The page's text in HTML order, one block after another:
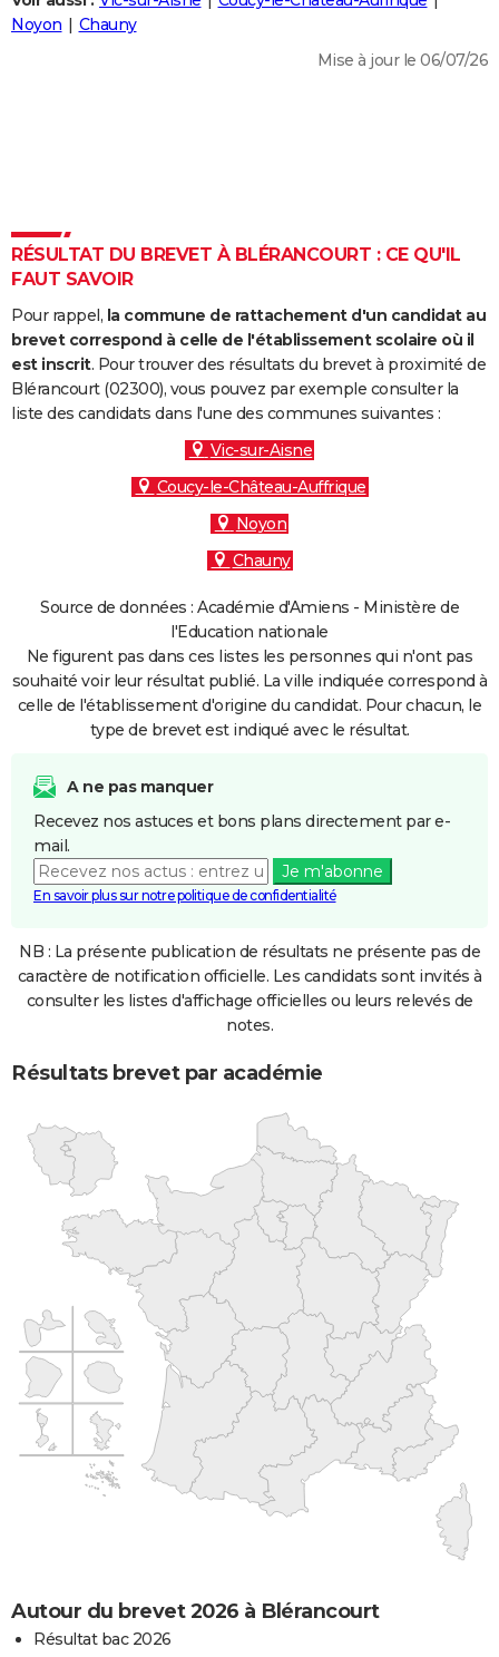
Destinations
City break
Voyage nature
Voyage de noces
Forum
Climat
+
PHOTO
Dictionnaire
Biographies
Citations
Expressions
Proverbes
PROGRAMME TV
S'inscrire
Se connecter
Lycées
Collèges
Primaires
Universités
Entreprises
Service militaire
Avis de recherche
AVIS DE DÉCÈS
FORUM
Noyon
Chauny
Mise à jour le 06/07/26
RÉSULTAT DU BREVET À BLÉRANCOURT : CE QU'IL
FAUT SAVOIR
Pour rappel, la commune de rattachement d'un candidat au
brevet correspond à celle de l'établissement scolaire où il
est inscrit. Pour trouver des résultats du brevet à proximité de
Blérancourt (02300), vous pouvez par exemple consulter la
liste des candidats dans l'une des communes suivantes :
Vic-sur-Aisne
Coucy-le-Château-Auffrique
Noyon
Chauny
Source de données : Académie d'Amiens - Ministère de
l'Education nationale
Ne figurent pas dans ces listes les personnes qui n'ont pas
souhaité voir leur résultat publié. La ville indiquée correspond à
celle de l'établissement d'origine du candidat. Pour chacun, le
type de brevet est indiqué avec le résultat.
A ne pas manquer
Recevez nos astuces et bons plans directement par e-
mail.
Je m'abonne
En savoir plus sur notre politique de confidentialité
NB : La présente publication de résultats ne présente pas de
caractère de notification officielle. Les candidats sont invités à
consulter les listes d'affichage officielles ou leurs relevés de
notes.
Résultats brevet par académie
Autour du brevet 2026 à Blérancourt
Résultat bac 2026